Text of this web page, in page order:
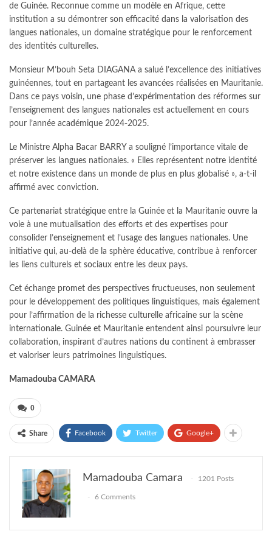
de Guinée. Reconnue comme un modèle en Afrique, cette
institution a su démontrer son efficacité dans la valorisation des
langues nationales, un domaine stratégique pour le renforcement
des identités culturelles.
Monsieur M’bouh Seta DIAGANA a salué l’excellence des initiatives
guinéennes, tout en partageant les avancées réalisées en Mauritanie.
Dans ce pays voisin, une phase d’expérimentation des réformes sur
l’enseignement des langues nationales est actuellement en cours
pour l’année académique 2024-2025.
Le Ministre Alpha Bacar BARRY a souligné l’importance vitale de
préserver les langues nationales. « Elles représentent notre identité
et notre existence dans un monde de plus en plus globalisé », a-t-il
affirmé avec conviction.
Ce partenariat stratégique entre la Guinée et la Mauritanie ouvre la
voie à une mutualisation des efforts et des expertises pour
consolider l’enseignement et l’usage des langues nationales. Une
initiative qui, au-delà de la sphère éducative, contribue à renforcer
les liens culturels et sociaux entre les deux pays.
Cet échange promet des perspectives fructueuses, non seulement
pour le développement des politiques linguistiques, mais également
pour l’affirmation de la richesse culturelle africaine sur la scène
internationale. Guinée et Mauritanie entendent ainsi poursuivre leur
collaboration, inspirant d’autres nations du continent à embrasser
et valoriser leurs patrimoines linguistiques.
Mamadouba CAMARA
0
Share Facebook Twitter Google+
Mamadouba Camara 1201 Posts
6 Comments